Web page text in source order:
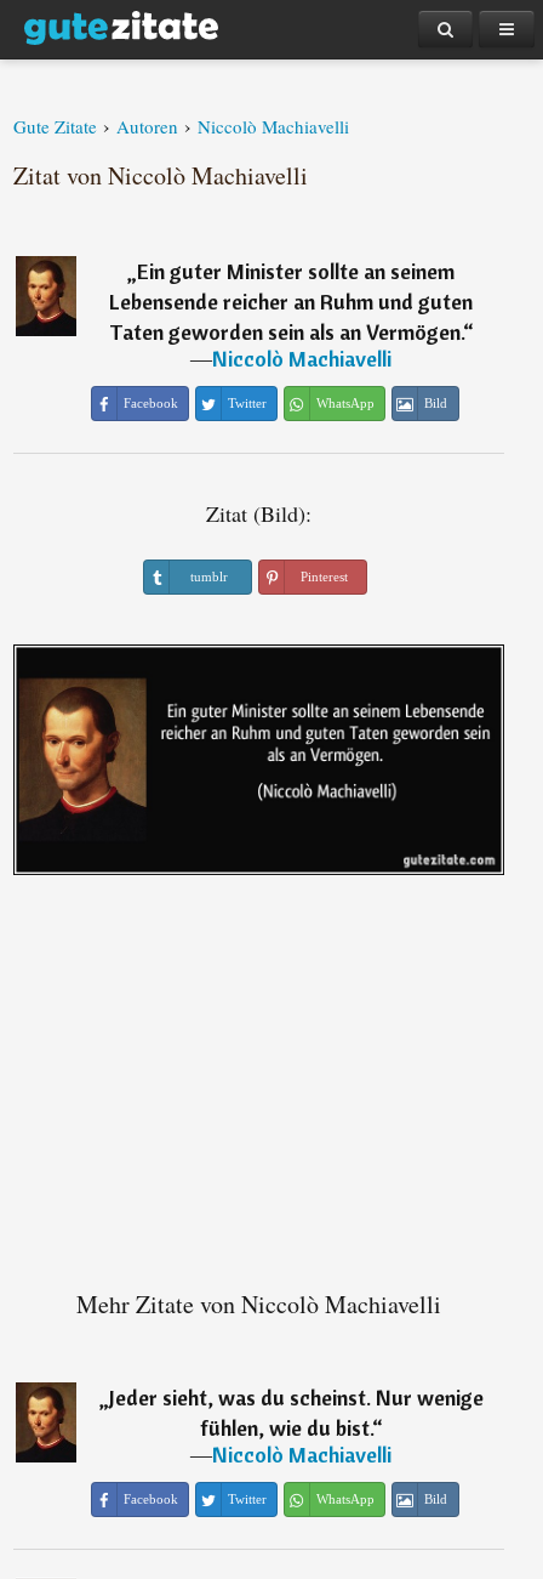
Gute Zitate › Autoren › Niccolò Machiavelli
Zitat von Niccolò Machiavelli
„Ein guter Minister sollte an seinem
Lebensende reicher an Ruhm und guten
Taten geworden sein als an Vermögen.“
―Niccolò Machiavelli
Facebook Twitter WhatsApp Bild
Zitat (Bild):
tumblr Pinterest
Mehr Zitate von Niccolò Machiavelli
„Jeder sieht, was du scheinst. Nur wenige
fühlen, wie du bist.“
―Niccolò Machiavelli
Facebook Twitter WhatsApp Bild